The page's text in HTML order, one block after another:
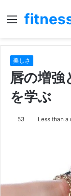
Menu
美しさ
唇の増強
を学ぶ
53 Less than a